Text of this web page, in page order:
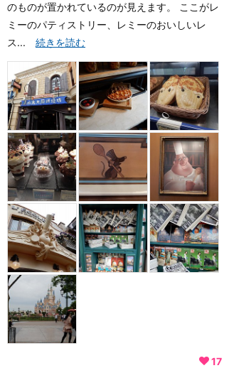
のものが置かれているのが見えます。 ここがレ
ミーのパティストリー、レミーのおいしいレ
ス... 続きを読む
17